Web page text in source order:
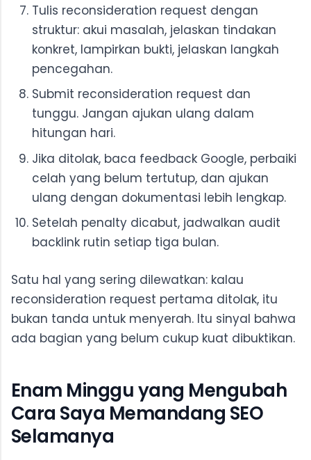
Tulis reconsideration request dengan
struktur: akui masalah, jelaskan tindakan
konkret, lampirkan bukti, jelaskan langkah
pencegahan.
Submit reconsideration request dan
tunggu. Jangan ajukan ulang dalam
hitungan hari.
Jika ditolak, baca feedback Google, perbaiki
celah yang belum tertutup, dan ajukan
ulang dengan dokumentasi lebih lengkap.
Setelah penalty dicabut, jadwalkan audit
backlink rutin setiap tiga bulan.
Satu hal yang sering dilewatkan: kalau
reconsideration request pertama ditolak, itu
bukan tanda untuk menyerah. Itu sinyal bahwa
ada bagian yang belum cukup kuat dibuktikan.
Enam Minggu yang Mengubah
Cara Saya Memandang SEO
Selamanya